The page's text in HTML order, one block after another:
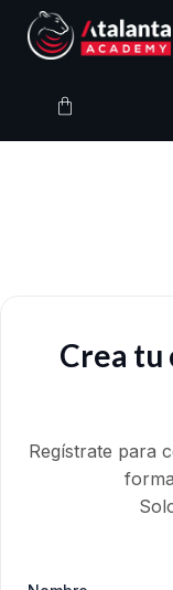
contenido
Carrito
Crea tu
Regístrate para